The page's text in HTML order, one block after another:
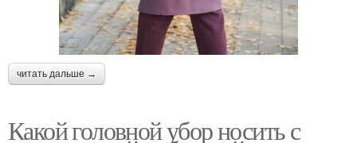
читать дальше →
Какой головной убор носить с